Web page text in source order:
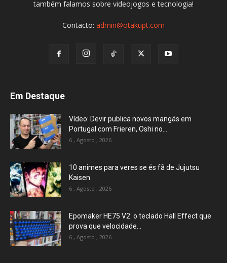
também falamos sobre videojogos e tecnologia!
Contacto: admin@otakupt.com
Em Destaque
Vídeo: Devir publica novos mangás em
Portugal com Frieren, Oshi no...
6 , Agosto , 2026
10 animes para veres se és fã de Jujutsu
Kaisen
6 , Agosto , 2026
Epomaker HE75 V2: o teclado Hall Effect que
prova que velocidade...
6 , Agosto , 2026